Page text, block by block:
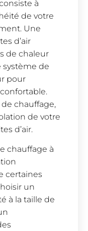
à
de votre
Une
d’air
de chaleur
de
pour
chauffage,
de votre
d’air.
chauffage à
certaines
un
à la taille de